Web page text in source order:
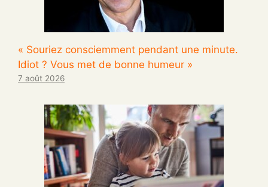
« Souriez consciemment pendant une minute.
Idiot ? Vous met de bonne humeur »
7 août 2026